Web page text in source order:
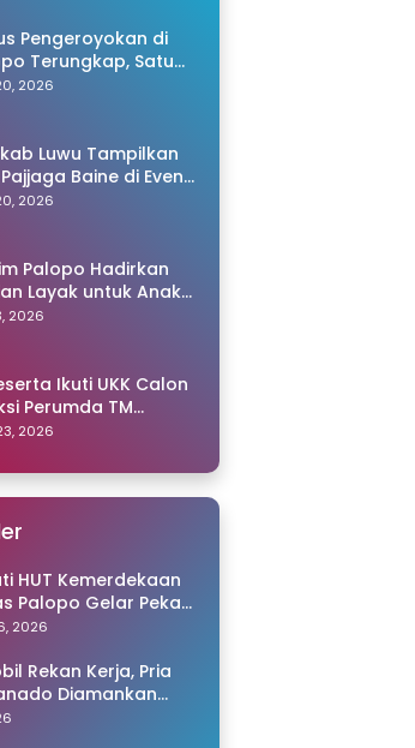
Pengeroyokan di
Terungkap, Satu
Ditangkap
2026
Luwu Tampilkan
Baine di Event
Ma’gellu’ 2026
2026
Palopo Hadirkan
Layak untuk Anak
2026
Ikuti UKK Calon
Perumda TM
Ris Akril Raih
2026
HUT Kemerdekaan
Palopo Gelar Pekan
untuk Warga
2026
Rekan Kerja, Pria
Diamankan